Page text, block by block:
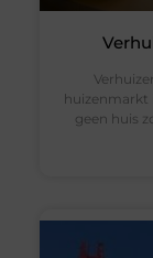
huizenmarkt
geen huis